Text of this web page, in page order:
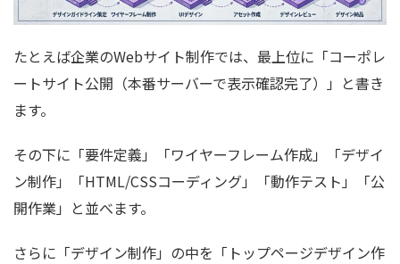
たとえば企業のWebサイト制作では、最上位に「コーポレ
ートサイト公開（本番サーバーで表示確認完了）」と書き
ます。
その下に「要件定義」「ワイヤーフレーム作成」「デザイ
ン制作」「HTML/CSSコーディング」「動作テスト」「公
開作業」と並べます。
さらに「デザイン制作」の中を「トップページデザイン作